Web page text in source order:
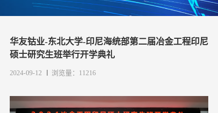
华友钴业-东北大学-印尼海统部第二届冶金工程印尼
硕士研究生班举行开学典礼
2024-09-12 浏览量：11216